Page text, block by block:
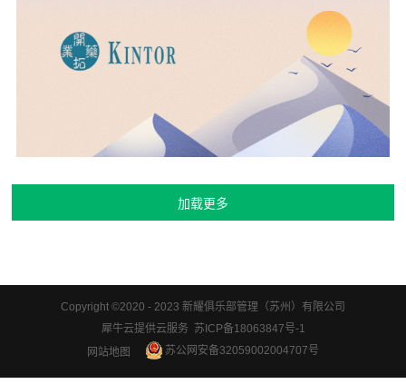
Copyright ©2020 - 2023 新耀俱乐部管理（苏州）有限公司
犀牛云提供云服务 苏ICP备18063847号-1
网站地图
苏公网安备32059002004707号